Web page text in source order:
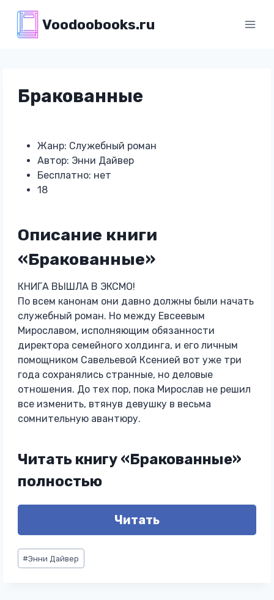
содержимому
Voodoobooks.ru
Бракованные
Жанр: Служебный роман
Автор: Энни Дайвер
Бесплатно: нет
18
Описание книги
«Бракованные»
КНИГА ВЫШЛА В ЭКСМО!
По всем канонам они давно должны были начать
служебный роман. Но между Евсеевым
Мирославом, исполняющим обязанности
директора семейного холдинга, и его личным
помощником Савельевой Ксенией вот уже три
года сохранялись странные, но деловые
отношения. До тех пор, пока Мирослав не решил
все изменить, втянув девушку в весьма
сомнительную авантюру.
Читать книгу «Бракованные»
полностью
Читать
Метки
записи:
#Энни Дайвер